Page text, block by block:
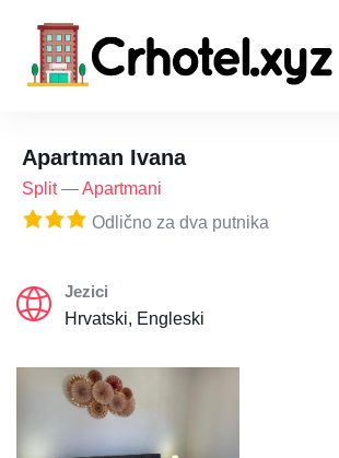
Apartman Ivana
Split—Apartmani
Odlično za dva putnika
Jezici
Hrvatski, Engleski